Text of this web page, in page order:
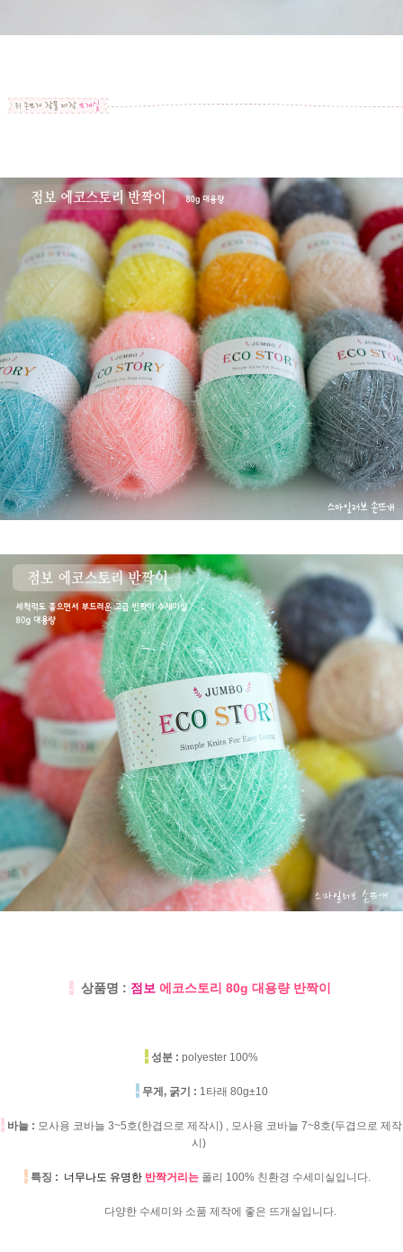
- 상품명 : 점보 에코스토리 80g 대용량 반짝이
- 성분 : polyester 100%
- 무게, 굵기 : 1타래 80g±10
- 바늘 : 모사용 코바늘 3~5호(한겹으로 제작시) , 모사용 코바늘 7~8호(두겹으로 제작
시)
- 특징 : 너무나도 유명한 반짝거리는 폴리 100% 친환경 수세미실입니다.
다양한 수세미와 소품 제작에 좋은 뜨개실입니다.